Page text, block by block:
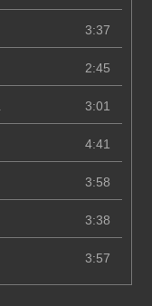
3:37
2:45
3:01
4:41
3:58
3:38
3:57